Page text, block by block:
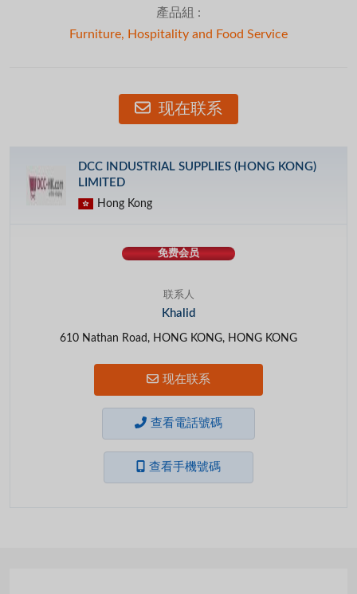
產品組 :
Furniture, Hospitality and Food Service
现在联系
DCC INDUSTRIAL SUPPLIES (HONG KONG)
LIMITED
Hong Kong
免费会员
联系人
Khalid
610 Nathan Road, HONG KONG, HONG KONG
现在联系
查看電話號碼
查看手機號碼